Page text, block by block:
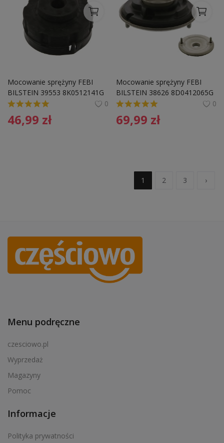
Mocowanie sprężyny FEBI
BILSTEIN 39553 8K0512141G
0
46,99 zł
Mocowanie sprężyny FEBI
BILSTEIN 38626 8D0412065G
0
69,99 zł
1 2 3 ›
Menu podręczne
czesciowo.pl
Wyprzedaż
Magazyny
Pomoc
Informacje
Polityka prywatności